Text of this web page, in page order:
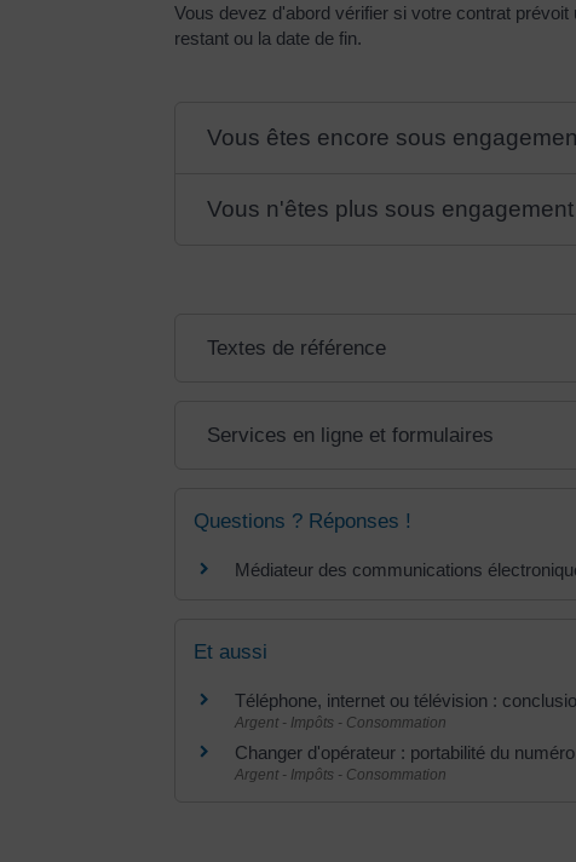
Vous devez d'abord vérifier si votre contrat
restant ou la date de fin.
Vous êtes encore sous
Vous n'êtes plus sous engagement
Textes de référence
Services en ligne et formulaires
Questions ? Réponses !
Médiateur des communications
Et aussi
Téléphone, internet ou télévision :
Argent - Impôts - Consommation
Changer d'opérateur : portabilité du
Argent - Impôts - Consommation